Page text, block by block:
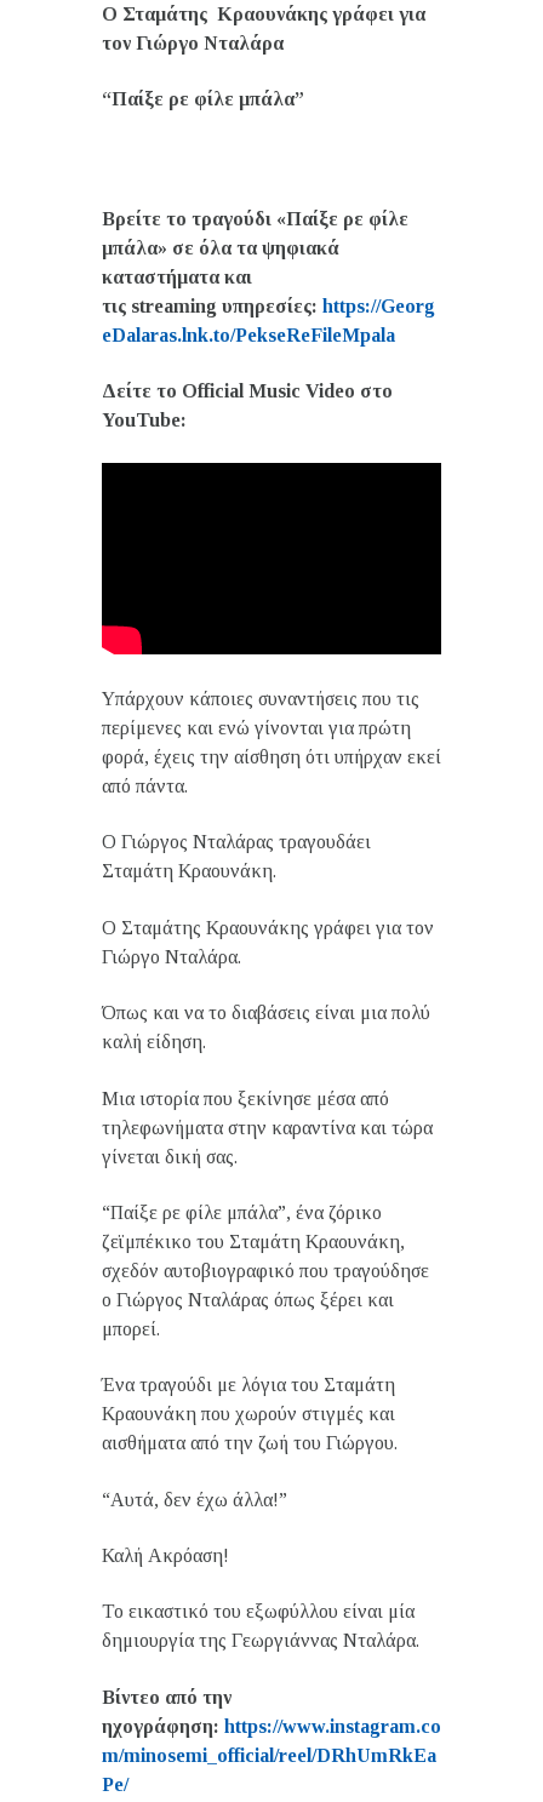
O Σταμάτης Κραουνάκης γράφει για
τον Γιώργο Νταλάρα
“Παίξε ρε φίλε μπάλα”
Βρείτε το τραγούδι «Παίξε ρε φίλε
μπάλα» σε όλα τα ψηφιακά
καταστήματα και
τις streaming υπηρεσίες: https://Georg
eDalaras.lnk.to/PekseReFileMpala
Δείτε το Official Music Video στο
YouTube:
Υπάρχουν κάποιες συναντήσεις που τις
περίμενες και ενώ γίνονται για πρώτη
φορά, έχεις την αίσθηση ότι υπήρχαν εκεί
από πάντα.
Ο Γιώργος Νταλάρας τραγουδάει
Σταμάτη Κραουνάκη.
Ο Σταμάτης Κραουνάκης γράφει για τον
Γιώργο Νταλάρα.
Όπως και να το διαβάσεις είναι μια πολύ
καλή είδηση.
Μια ιστορία που ξεκίνησε μέσα από
τηλεφωνήματα στην καραντίνα και τώρα
γίνεται δική σας.
“Παίξε ρε φίλε μπάλα”, ένα ζόρικο
ζεϊμπέκικο του Σταμάτη Κραουνάκη,
σχεδόν αυτοβιογραφικό που τραγούδησε
ο Γιώργος Νταλάρας όπως ξέρει και
μπορεί.
Ένα τραγούδι με λόγια του Σταμάτη
Κραουνάκη που χωρούν στιγμές και
αισθήματα από την ζωή του Γιώργου.
“Αυτά, δεν έχω άλλα!”
Καλή Ακρόαση!
Το εικαστικό του εξωφύλλου είναι μία
δημιουργία της Γεωργιάννας Νταλάρα.
Βίντεο από την
ηχογράφηση: https://www.instagram.co
m/minosemi official/reel/DRhUmRkEa
Pe/